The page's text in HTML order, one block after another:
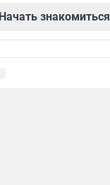
Начать знакомиться